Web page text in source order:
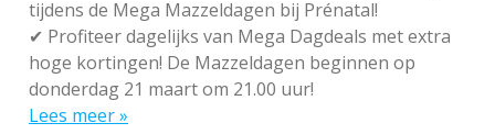
tijdens de Mega Mazzeldagen bij Prénatal!
✔ Profiteer dagelijks van Mega Dagdeals met extra
hoge kortingen! De Mazzeldagen beginnen op
donderdag 21 maart om 21.00 uur!
Lees meer »